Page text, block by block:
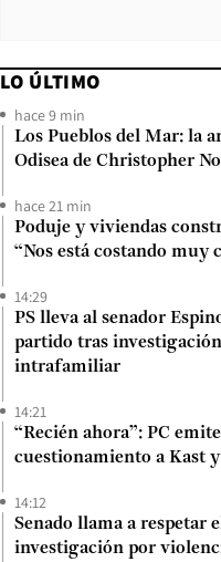
LO ÚLTIMO
hace 9 min
Los Pueblos del Mar: la
Odisea de Christopher
hace 21 min
Poduje y viviendas
“Nos está costando muy
14:29
PS lleva al senador
partido tras
intrafamiliar
14:21
“Recién ahora”: PC
cuestionamiento a Kast
14:12
Senado llama a respetar
investigación por